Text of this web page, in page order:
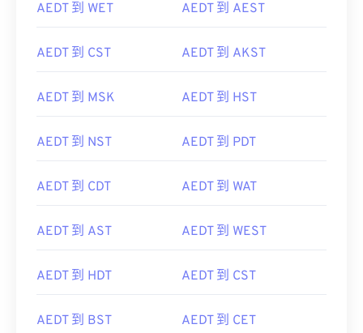
AEDT 到 WET AEDT 到 AEST
AEDT 到 CST AEDT 到 AKST
AEDT 到 MSK AEDT 到 HST
AEDT 到 NST AEDT 到 PDT
AEDT 到 CDT AEDT 到 WAT
AEDT 到 AST AEDT 到 WEST
AEDT 到 HDT AEDT 到 CST
AEDT 到 BST AEDT 到 CET